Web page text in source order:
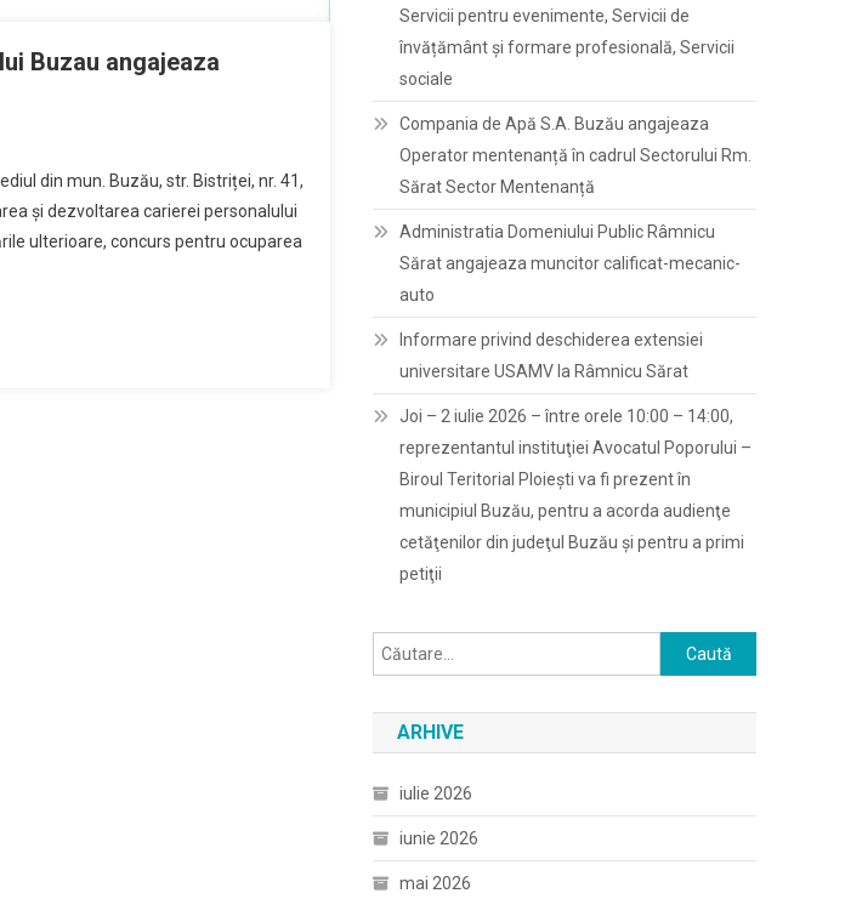
Buzau angajeaza
din mun. Buzău, str. Bistriței, nr. 41,
şi dezvoltarea carierei personalului
ulterioare, concurs pentru ocuparea
Servicii pentru evenimente, Servicii de
învățământ și formare profesională, Servicii
sociale
Compania de Apă S.A. Buzău angajeaza
Operator mentenanță în cadrul Sectorului Rm.
Sărat Sector Mentenanță
Administratia Domeniului Public Râmnicu
Sărat angajeaza muncitor calificat-mecanic-
auto
Informare privind deschiderea extensiei
universitare USAMV la Râmnicu Sărat
Joi – 2 iulie 2026 – între orele 10:00 – 14:00,
reprezentantul instituţiei Avocatul Poporului –
Biroul Teritorial Ploieşti va fi prezent în
municipiul Buzău, pentru a acorda audienţe
cetăţenilor din judeţul Buzău şi pentru a primi
petiţii
Caută
după:
ARHIVE
iulie 2026
iunie 2026
mai 2026